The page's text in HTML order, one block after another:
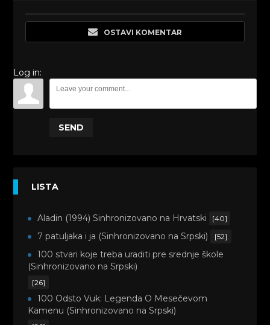
OSTAVI KOMENTAR
Log in:
SEND
LISTA
Aladin (1994) Sinhronizovano na Hrvatski [40]
7 patuljaka i ja (Sinhronizovano na Srpski) [52]
100 stvari koje treba uraditi pre srednje škole
(Sinhronizovano na Srpski)
[26]
100 Odsto Vuk: Legenda O Mesečevom
Kamenu (Sinhronizovano na Srpski)